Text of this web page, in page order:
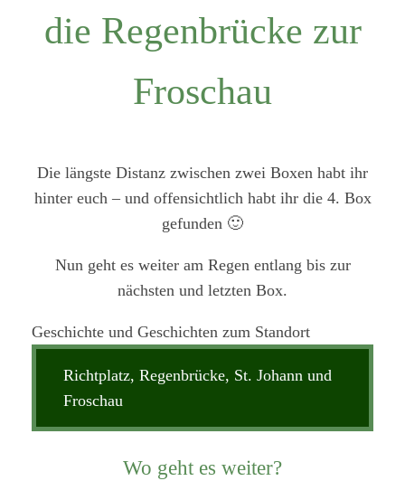
die Regenbrücke zur
Froschau
Die längste Distanz zwischen zwei Boxen habt ihr
hinter euch – und offensichtlich habt ihr die 4. Box
gefunden 🙂
Nun geht es weiter am Regen entlang bis zur
nächsten und letzten Box.
Geschichte und Geschichten zum Standort
Richtplatz, Regenbrücke, St. Johann und
Froschau
Wo geht es weiter?